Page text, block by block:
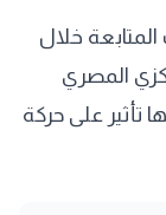
خلال
المصري
تأثير على حركة